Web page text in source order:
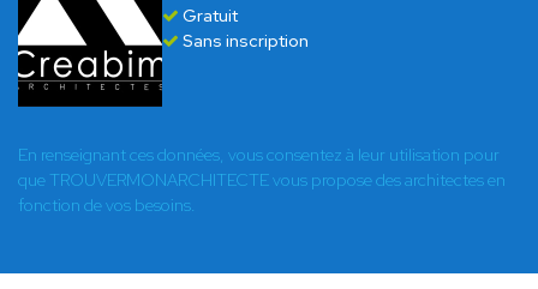
Gratuit
Sans inscription
En renseignant ces données, vous consentez à leur utilisation pour
que TROUVERMONARCHITECTE vous propose des architectes en
fonction de vos besoins.